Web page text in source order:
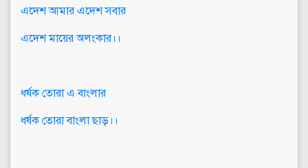
এদেশ আমার এদেশ সবার
এদেশ মায়ের অলংকার।।
ধর্ষক তোরা এ বাংলার
ধর্ষক তোরা বাংলা ছাড়।।